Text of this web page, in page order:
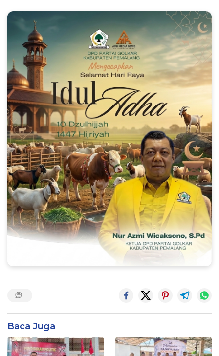
Baca Juga